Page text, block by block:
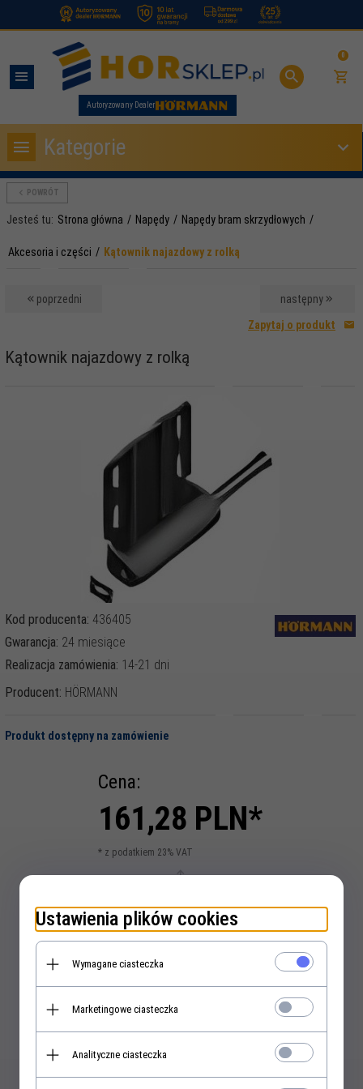
Autoryzowany Dealer
0
Kategorie
POWRÓT
Jesteś tu: Strona główna Napędy Napędy bram skrzydłowych
Akcesoria i części Kątownik najazdowy z rolką
poprzedni
następny
Zapytaj o produkt
Kątownik najazdowy z rolką
Kod producenta: 436405
Gwarancja: 24 miesiące
Realizacja zamówienia: 14-21 dni
Producent: HÖRMANN
Produkt dostępny na zamówienie
Cena:
161,28 PLN*
* z podatkiem 23% VAT
Ustawienia plików cookies
Wymagane ciasteczka
Marketingowe ciasteczka
Analityczne ciasteczka